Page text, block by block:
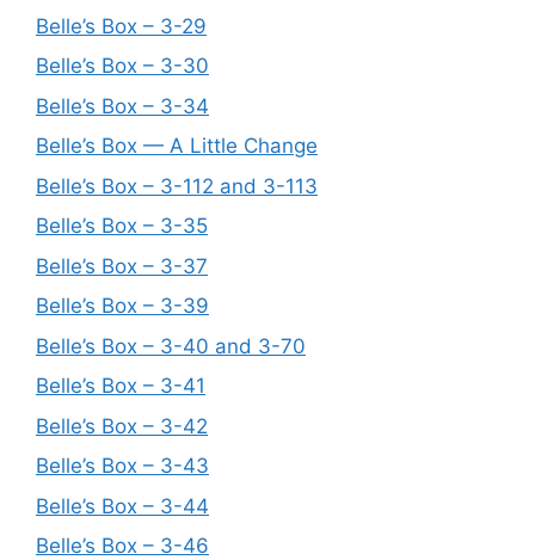
Belle’s Box – 3-29
Belle’s Box – 3-30
Belle’s Box – 3-34
Belle’s Box — A Little Change
Belle’s Box – 3-112 and 3-113
Belle’s Box – 3-35
Belle’s Box – 3-37
Belle’s Box – 3-39
Belle’s Box – 3-40 and 3-70
Belle’s Box – 3-41
Belle’s Box – 3-42
Belle’s Box – 3-43
Belle’s Box – 3-44
Belle’s Box – 3-46